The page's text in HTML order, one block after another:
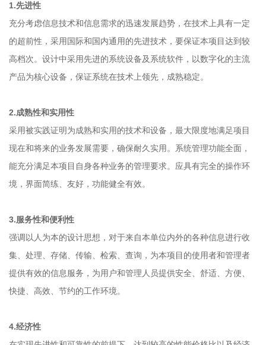
1.先进性
充分考虑信息技术和信息需求的迅速发展趋势，在技术上具有一定
的超前性，采用国际和国内通用的先进技术，要保证本项目达到较
高档次。设计中采用先进的系统设备及系统软件，以数字化的主流
产品为核心设备，保证系统在技术上领先，成熟稳定。
2.成熟性和实用性
采用被实践证明为成熟和实用的技术和设备，最大限度地满足项目
现在和将来的业务发展需要，确保耐久实用。系统管理功能全面，
能充分满足本项目自身各种业务的管理要求。应具有完全的操作环
境，界面简练、友好，功能健全有效。
3.服务性和便利性
强调以人为本的设计思想，对于来自本单位内外的各种信息进行收
集、处理、存储、传输、检索、查询，为本项目的使用者和管理者
提供有效的信息服务，为用户和管理人员提供安全、舒适、方便、
快捷、高效、节约的工作环境。
4.经济性